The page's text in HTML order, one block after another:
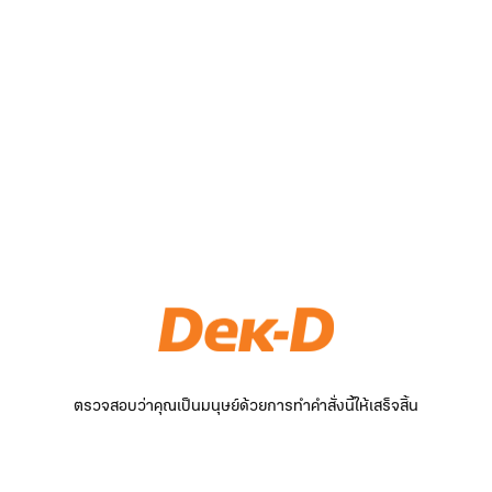
ตรวจสอบว่าคุณเป็นมนุษย์ด้วยการทำคำสั่งนี้ให้เสร็จสิ้น